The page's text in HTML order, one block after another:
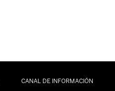
CANAL DE INFORMACIÓN